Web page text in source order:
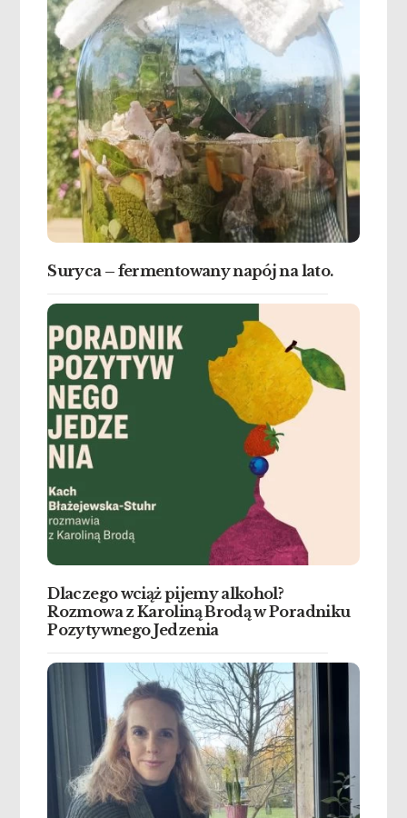
Suryca – fermentowany napój na lato.
Dlaczego wciąż pijemy alkohol?
Rozmowa z Karoliną Brodą w Poradniku
Pozytywnego Jedzenia